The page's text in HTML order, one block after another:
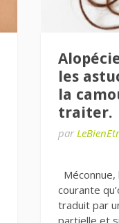
les
la
traiter.
par
Méconnue,
courante
traduit par
partielle et